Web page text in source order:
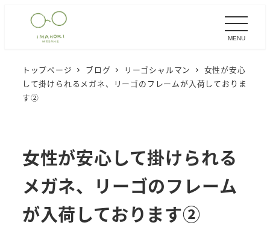
MENU
トップページ ブログ リーゴシャルマン
女性が安心
して掛けられるメガネ、リーゴのフレームが入荷しておりま
す②
女性が安心して掛けられる
メガネ、リーゴのフレーム
が入荷しております②